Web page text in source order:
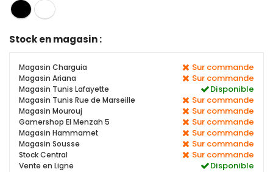
Stock en magasin :
Magasin Charguia Sur commande
Magasin Ariana Sur commande
Magasin Tunis Lafayette Disponible
Magasin Tunis Rue de Marseille Sur commande
Magasin Mourouj Sur commande
Gamershop El Menzah 5 Sur commande
Magasin Hammamet Sur commande
Magasin Sousse Sur commande
Stock Central Sur commande
Vente en Ligne Disponible